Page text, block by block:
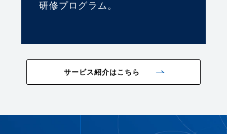
研修プログラム。
サービス紹介はこちら